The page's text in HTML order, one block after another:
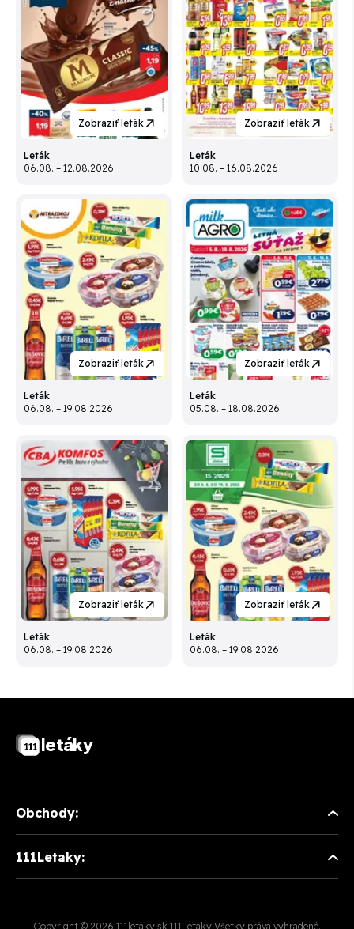
Zobraziť leták
Leták
06.08. – 12.08.2026
Zobraziť leták
Leták
10.08. – 16.08.2026
Zobraziť leták
Leták
06.08. – 19.08.2026
Zobraziť leták
Leták
05.08. – 18.08.2026
Zobraziť leták
Leták
06.08. – 19.08.2026
Zobraziť leták
Leták
06.08. – 19.08.2026
letáky
Obchody:
111Letaky:
Copyright © 2026 111letaky.sk 111Letaky Všetky práva vyhradené.